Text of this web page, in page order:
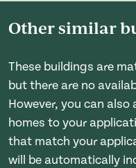
Other similar
These buildings are
but there are no
However, you can
homes to your
that match your
will be automatically